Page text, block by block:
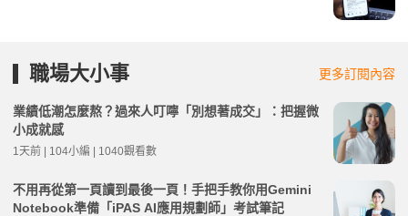
職場大小事 更多訂閱內容
業績低潮怎麼熬？過來人叮嚀「別想著成交」：把握微
小成就感
1天前 | 104小編 | 1040觀看數
不用再從第一頁讀到最後一頁！手把手教你用Gemini
Notebook準備「iPAS AI應用規劃師」考試筆記